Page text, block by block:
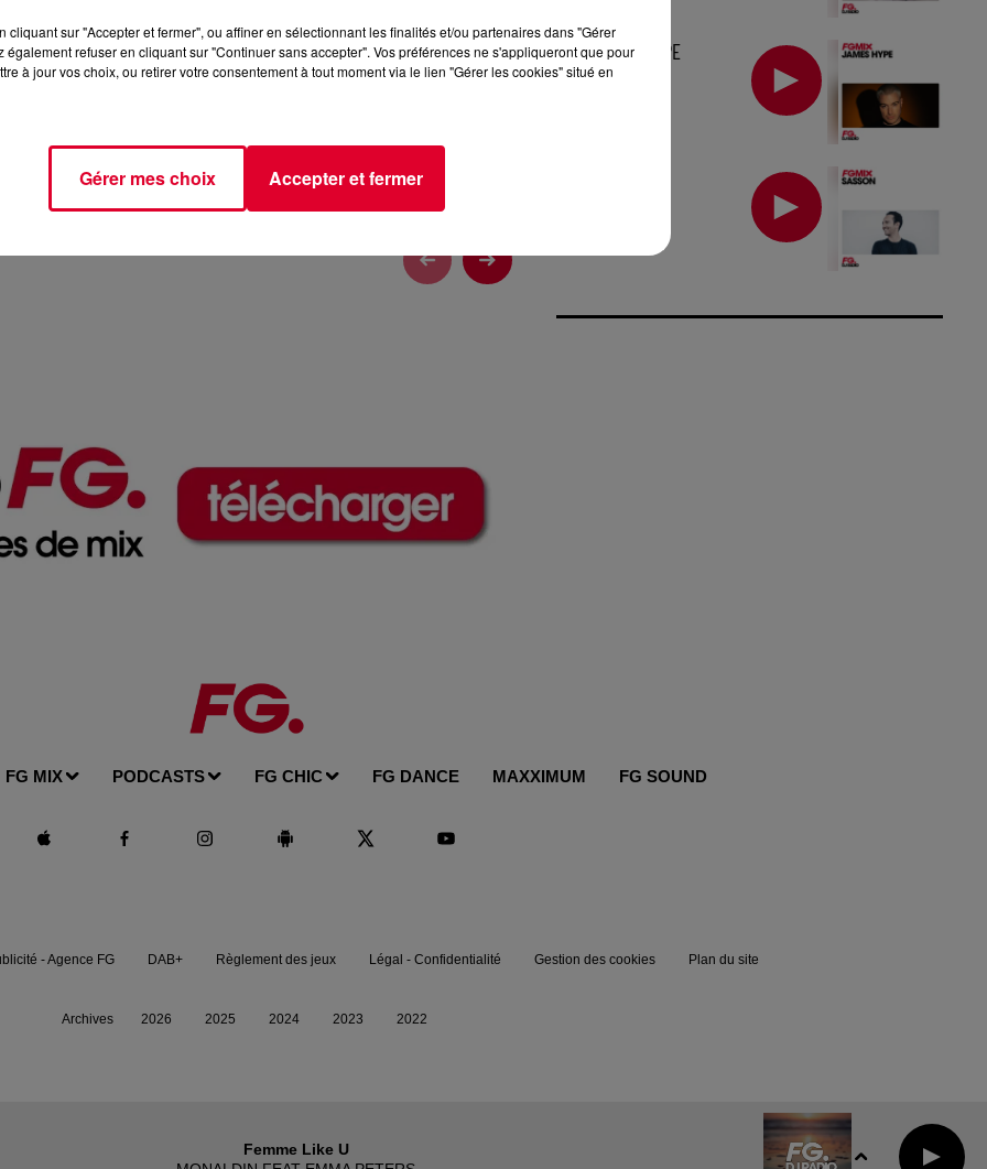
programmation house, deep, et électro
MIX : JAMES HYPE
FG MIX PODCASTS FG CHIC FG DANCE MAXXIMUM FG SOUND
Femme Like U
- Agence FG DAB+ Règlement des jeux Légal - Confidentialité Gestion des cookies Plan du site
Archives 2026 2025 2024 2023 2022
cliquant sur "Accepter et fermer", ou affiner en sélectionnant les finalités et/ou partenaires dans "Gérer
également refuser en cliquant sur "Continuer sans accepter". Vos préférences ne s'appliqueront que pour
à jour vos choix, ou retirer votre consentement à tout moment via le lien "Gérer les cookies" situé en
Gérer mes choix Accepter et fermer